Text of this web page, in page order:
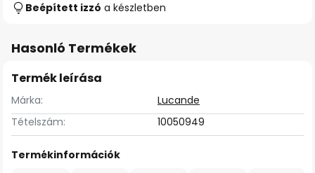
Beépített izzó a készletben
Hasonló Termékek
Termék leírása
Márka:
Lucande
Tételszám:
10050949
Termékinformációk